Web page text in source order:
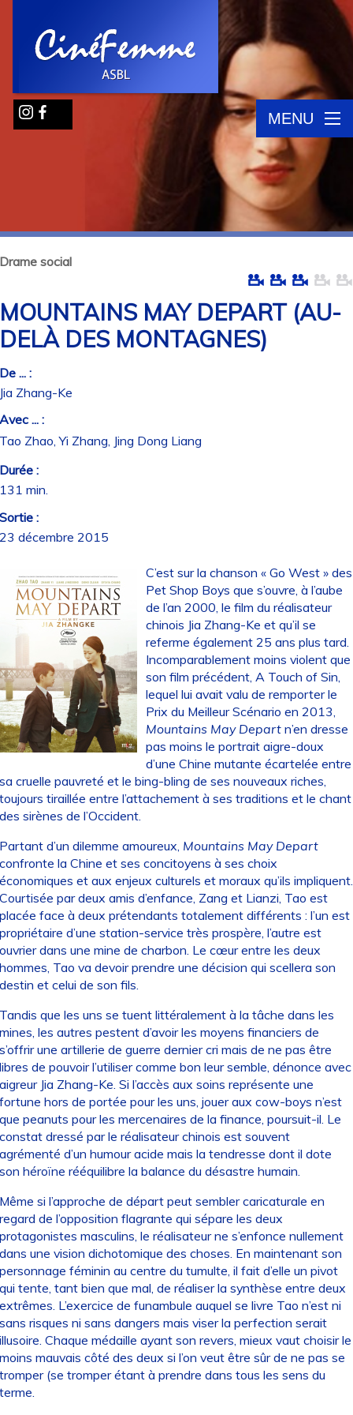
MENU
social
MAY DEPART (AU-
DES MONTAGNES)
... :
Zhang-Ke
... :
Zhao, Yi Zhang, Jing Dong Liang
:
min.
:
décembre 2015
C’est sur la chanson « Go West » des
Pet Shop Boys que s’ouvre, à l’aube
de l’an 2000, le film du réalisateur
chinois Jia Zhang-Ke et qu’il se
referme également 25 ans plus tard.
Incomparablement moins violent que
son film précédent, A Touch of Sin,
lequel lui avait valu de remporter le
Prix du Meilleur Scénario en 2013,
Mountains May Departn’en dresse
pas moins le portrait aigre-doux
d’une Chine mutante écartelée entre
cruelle pauvreté et le bing-bling de ses nouveaux riches,
tiraillée entre l’attachement à ses traditions et le chant
sirènes de l’Occident.
d’un dilemme amoureux, Mountains May Depart
la Chine et ses concitoyens à ses choix
et aux enjeux culturels et moraux qu’ils impliquent.
par deux amis d’enfance, Zang et Lianzi, Tao est
face à deux prétendants totalement différents : l’un est
d’une station-service très prospère, l’autre est
dans une mine de charbon. Le cœur entre les deux
Tao va devoir prendre une décision qui scellera son
et celui de son fils.
que les uns se tuent littéralement à la tâche dans les
les autres pestent d’avoir les moyens financiers de
une artillerie de guerre dernier cri mais de ne pas être
de pouvoir l’utiliser comme bon leur semble, dénonce avec
Jia Zhang-Ke. Si l’accès aux soins représente une
hors de portée pour les uns, jouer aux cow-boys n’est
peanuts pour les mercenaires de la finance, poursuit-il. Le
dressé par le réalisateur chinois est souvent
d’un humour acide mais la tendresse dont il dote
héroïne rééquilibre la balance du désastre humain.
si l’approche de départ peut sembler caricaturale en
de l’opposition flagrante qui sépare les deux
masculins, le réalisateur ne s’enfonce nullement
une vision dichotomique des choses. En maintenant son
féminin au centre du tumulte, il fait d’elle un pivot
tente, tant bien que mal, de réaliser la synthèse entre deux
L’exercice de funambule auquel se livre Tao n’est ni
risques ni sans dangers mais viser la perfection serait
Chaque médaille ayant son revers, mieux vaut choisir le
mauvais côté des deux si l’on veut être sûr de ne pas se
(se tromper étant à prendre dans tous les sens du